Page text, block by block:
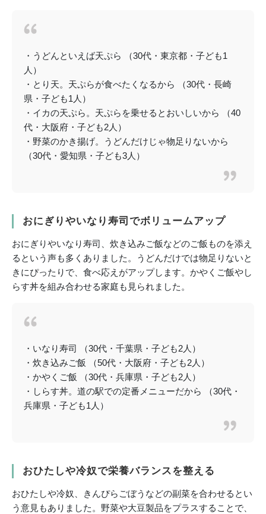
・うどんといえば天ぷら （30代・東京都・子ども1
人）
・とり天。天ぷらが食べたくなるから （30代・長崎
県・子ども1人）
・イカの天ぷら。天ぷらを乗せるとおいしいから （40
代・大阪府・子ども2人）
・野菜のかき揚げ。うどんだけじゃ物足りないから
（30代・愛知県・子ども3人）
おにぎりやいなり寿司でボリュームアップ
おにぎりやいなり寿司、炊き込みご飯などのご飯ものを添え
るという声も多くありました。うどんだけでは物足りないと
きにぴったりで、食べ応えがアップします。かやくご飯やし
らす丼を組み合わせる家庭も見られました。
・いなり寿司 （30代・千葉県・子ども2人）
・炊き込みご飯 （50代・大阪府・子ども2人）
・かやくご飯 （30代・兵庫県・子ども2人）
・しらす丼。道の駅での定番メニューだから （30代・
兵庫県・子ども1人）
おひたしや冷奴で栄養バランスを整える
おひたしや冷奴、きんぴらごぼうなどの副菜を合わせるとい
う意見もありました。野菜や大豆製品をプラスすることで、